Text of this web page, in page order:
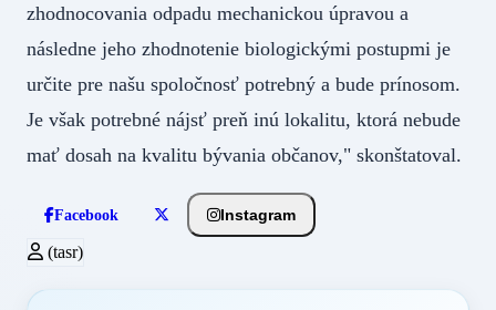
zhodnocovania odpadu mechanickou úpravou a
následne jeho zhodnotenie biologickými postupmi je
určite pre našu spoločnosť potrebný a bude prínosom.
Je však potrebné nájsť preň inú lokalitu, ktorá nebude
mať dosah na kvalitu bývania občanov," skonštatoval.
Facebook Instagram
(tasr)